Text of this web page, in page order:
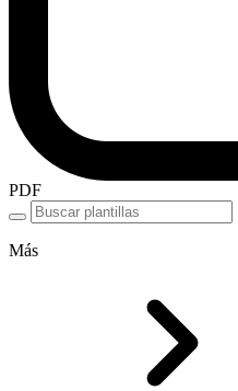
PDF
Más